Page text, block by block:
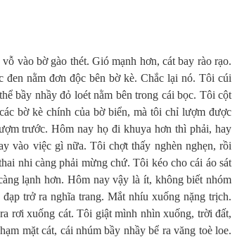
vào bờ gào thét. Gió mạnh hơn, cát bay rào rạo.
nằm đơn độc bên bờ kè. Chắc lại nó. Tôi cúi
bầy nhầy đỏ loét nằm bên trong cái bọc. Tôi cột
bờ kè chính của bờ biển, mà tôi chỉ lượm được
trước. Hôm nay họ đi khuya hơn thì phải, hay
vào việc gì nữa. Tôi chợt thấy nghèn nghẹn, rồi
nhi càng phải mừng chứ. Tôi kéo cho cái áo sát
lạnh hơn. Hôm nay vậy là ít, không biết nhóm
trở ra nghĩa trang. Mắt nhíu xuống nặng trịch.
rơi xuống cát. Tôi giật mình nhìn xuống, trời đất,
mặt cát, cái nhúm bầy nhầy bể ra văng toè loe.